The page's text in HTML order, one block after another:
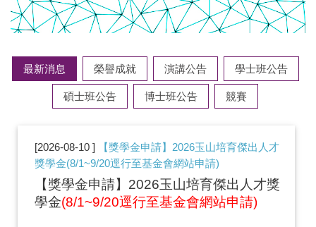
最新消息 榮譽成就 演講公告 學士班公告
碩士班公告 博士班公告 競賽
2026-08-10
【獎學金申請】2026玉山培育傑出人才
獎學金(8/1~9/20逕行至基金會網站申請)
【獎學金申請】2026玉山培育傑出人才獎
學金(8/1~9/20逕行至基金會網站申請)